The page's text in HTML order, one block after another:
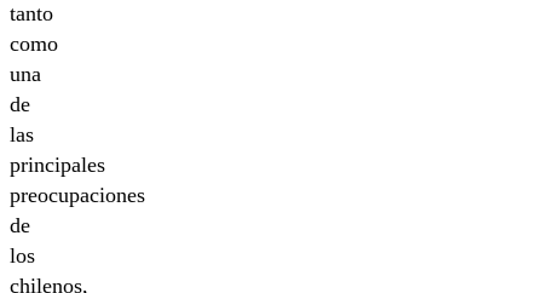
tanto
como
una
de
las
principales
preocupaciones
de
los
chilenos,